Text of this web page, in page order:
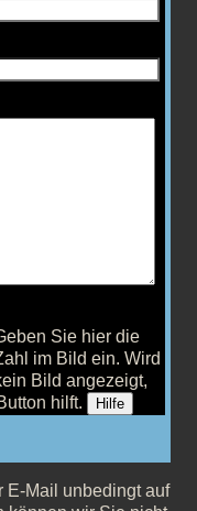
Sie hier die
im Bild ein. Wird
Bild angezeigt,
hilft.
Hilfe
E-Mail unbedingt auf